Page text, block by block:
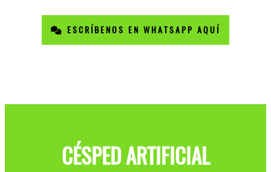
ESCRÍBENOS EN WHATSAPP AQUÍ
CÉSPED ARTIFICIAL